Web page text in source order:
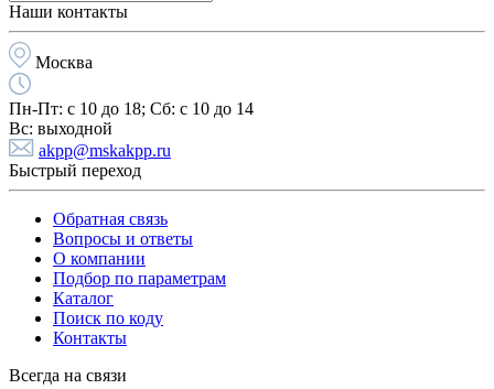
Наши контакты
Москва
Пн-Пт: с 10 до 18; Cб: с 10 до 14
Вс: выходной
akpp@mskakpp.ru
Быстрый переход
Обратная связь
Вопросы и ответы
О компании
Подбор по параметрам
Каталог
Поиск по коду
Контакты
Всегда на связи